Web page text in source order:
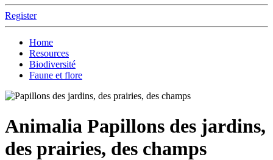
Register
Home
Resources
Biodiversité
Faune et flore
Animalia Papillons des jardins,
des prairies, des champs